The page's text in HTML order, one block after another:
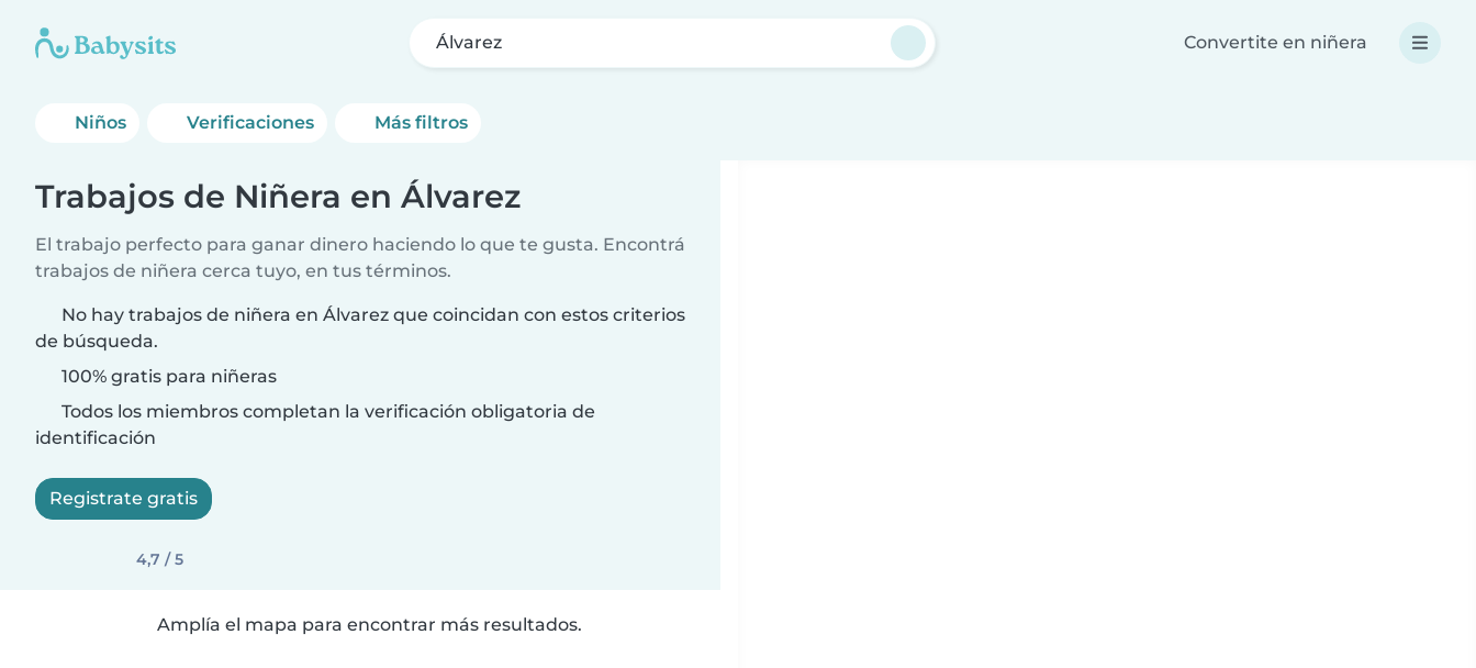
Álvarez Convertite en niñera
Niños Verificaciones Más filtros
Trabajos de Niñera en Álvarez
El trabajo perfecto para ganar dinero haciendo lo que te gusta. Encontrá
trabajos de niñera cerca tuyo, en tus términos.
No hay trabajos de niñera en Álvarez que coincidan con estos criterios
de búsqueda.
100% gratis para niñeras
Todos los miembros completan la verificación obligatoria de
identificación
Registrate gratis
4,7 / 5
Amplía el mapa para encontrar más resultados.